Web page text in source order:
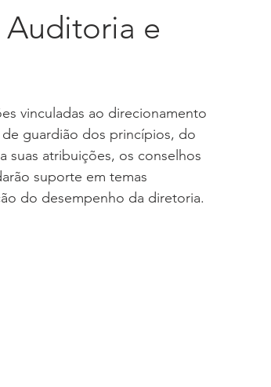
e
vinculadas ao direcionamento
guardião dos princípios, do
suas atribuições, os conselhos
suporte em temas
do desempenho da diretoria.